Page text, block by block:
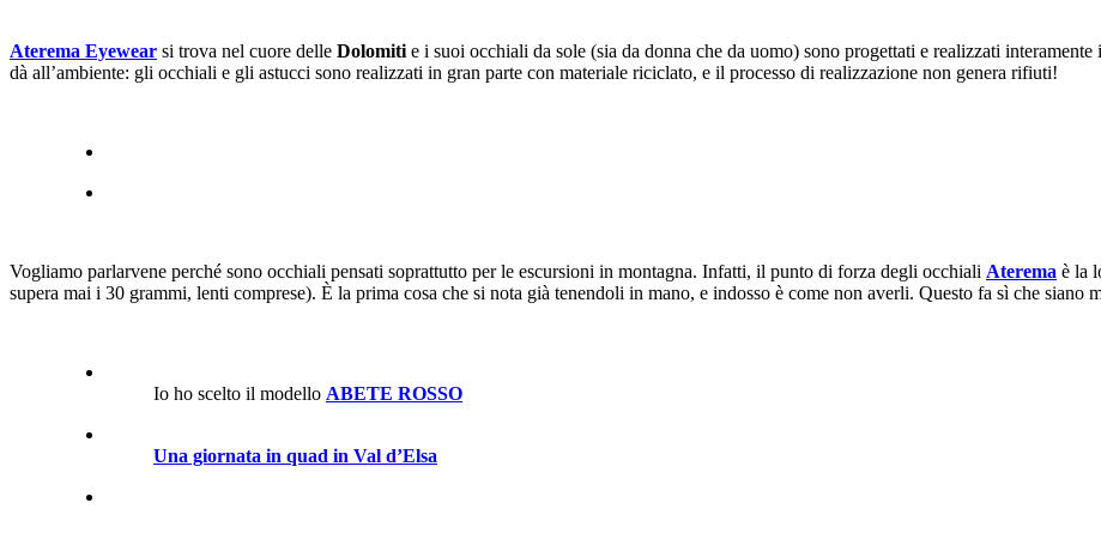
Aterema Eyewear si trova nel cuore delle Dolomiti e i suoi occhiali da sole (sia da donna che da uomo) sono progettati e realizzati
dà all’ambiente: gli occhiali e gli astucci sono realizzati in gran parte con materiale riciclato, e il processo di realizzazione non genera rifiuti!
Vogliamo parlarvene perché sono occhiali pensati soprattutto per le escursioni in montagna. Infatti, il punto di forza degli occhiali Aterema è la
supera mai i 30 grammi, lenti comprese). È la prima cosa che si nota già tenendoli in mano, e indosso è come non averli. Questo fa sì che siano
Io ho scelto il modello ABETE ROSSO
Una giornata in quad in Val d’Elsa